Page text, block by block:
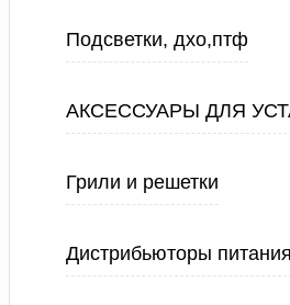
Подсветки, дхо,птф
АКСЕССУАРЫ ДЛЯ
Грили и решетки
Дистрибьюторы питания